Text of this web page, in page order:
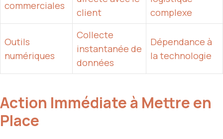
commerciales
client
complexe
Outils
numériques
Collecte
instantanée de
données
Dépendance à
la technologie
Action Immédiate à Mettre en
Place